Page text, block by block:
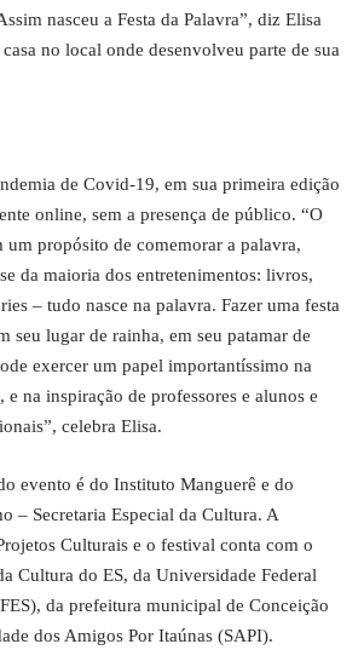
nasceu a Festa da Palavra”, diz Elisa
no local onde desenvolveu parte de sua
de Covid-19, em sua primeira edição
online, sem a presença de público. “O
um propósito de comemorar a palavra,
da maioria dos entretenimentos: livros,
– tudo nasce na palavra. Fazer uma festa
seu lugar de rainha, em seu patamar de
exercer um papel importantíssimo na
e na inspiração de professores e alunos e
celebra Elisa.
evento é do Instituto Manguerê e do
– Secretaria Especial da Cultura. A
Culturais e o festival conta com o
Cultura do ES, da Universidade Federal
da prefeitura municipal de Conceição
dos Amigos Por Itaúnas (SAPI).